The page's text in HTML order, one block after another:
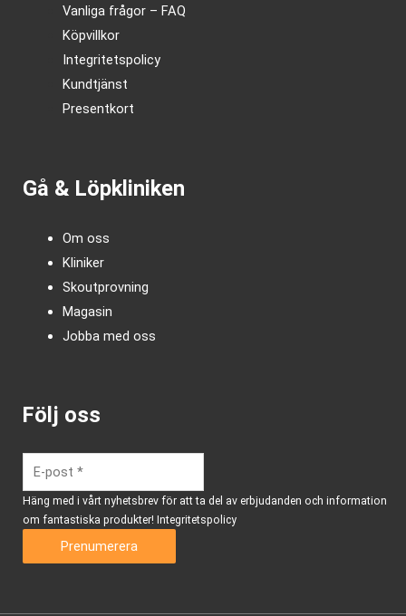
Vanliga frågor – FAQ
Köpvillkor
Integritetspolicy
Kundtjänst
Presentkort
Gå & Löpkliniken
Om oss
Kliniker
Skoutprovning
Magasin
Jobba med oss
Följ oss
Häng med i vårt nyhetsbrev för att ta del av erbjudanden och information
om fantastiska produkter! Integritetspolicy